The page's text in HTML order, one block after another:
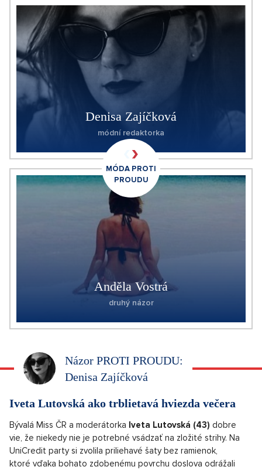
Denisa Zajíčková
módní redaktorka
Anděla Vostrá
druhý názor
MÓDA PROTI
PROUDU
Názor PROTI PROUDU:
Denisa Zajíčková
Iveta Lutovská ako trblietavá hviezda večera
Bývalá Miss ČR a moderátorka Iveta Lutovská (43) dobre
vie, že niekedy nie je potrebné vsádzať na zložité strihy. Na
UniCredit party si zvolila priliehavé šaty bez ramienok,
ktoré vďaka bohato zdobenému povrchu doslova odrážali